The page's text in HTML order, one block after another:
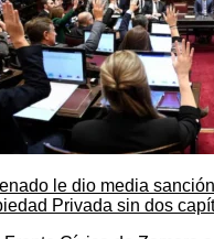
le dio media
Privada sin dos